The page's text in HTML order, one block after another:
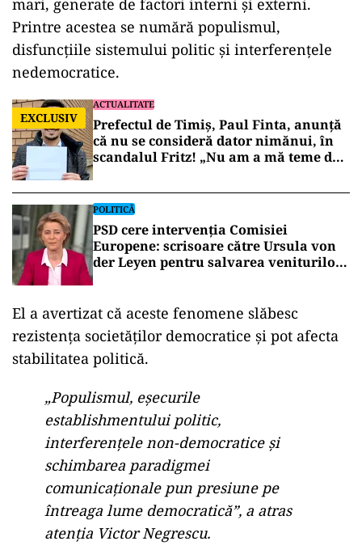
mari, generate de factori interni și externi.
Printre acestea se numără populismul,
disfuncțiile sistemului politic și interferențele
nedemocratice.
EXCLUSIV
ACTUALITATE
Prefectul de Timiș, Paul Finta, anunță
că nu se consideră dator nimănui, în
scandalul Fritz! „Nu am a mă teme de
POLITICĂ
PSD cere intervenția Comisiei
Europene: scrisoare către Ursula von
der Leyen pentru salvarea veniturilor
El a avertizat că aceste fenomene slăbesc
rezistența societăților democratice și pot afecta
stabilitatea politică.
„Populismul, eşecurile
establishmentului politic,
interferenţele non-democratice şi
schimbarea paradigmei
comunicaţionale pun presiune pe
întreaga lume democratică”, a atras
atenția Victor Negrescu.